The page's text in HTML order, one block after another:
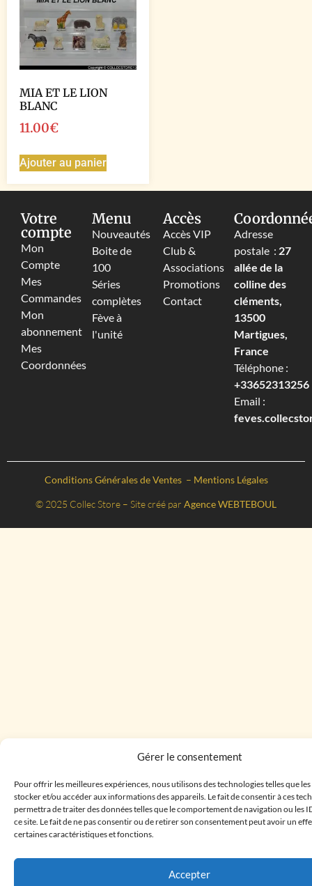
Gérer le consentement
Pour offrir les meilleures expériences, nous utilisons des technologies telles que
stocker et/ou accéder aux informations des appareils. Le fait de consentir à ces
permettra de traiter des données telles que le comportement de navigation ou les
ce site. Le fait de ne pas consentir ou de retirer son consentement peut avoir un
certaines caractéristiques et fonctions.
Accepter
MIA ET LE LION
BLANC
11.00€
Ajouter au panier
Votre
compte
Mon
Compte
Mes
Commandes
Mon
abonnement
Mes
Coordonnées
Menu
Nouveautés
Boite de
100
Séries
complètes
Fève à
l'unité
Accès
Accès VIP
Club &
Associations
Promotions
Contact
Adresse
postale : 27
allée de la
colline des
cléments,
13500
Martigues,
France
Téléphone :
+33652313256‬
Email :
Conditions Générales de Ventes – Mentions Légales
© 2025 Collec Store – Site créé par Agence WEBTEBOUL